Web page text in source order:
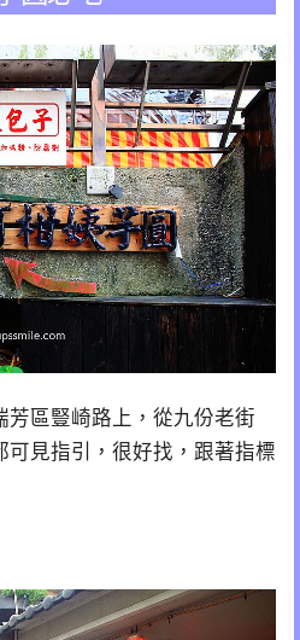
芳區豎崎路上，從九份老街
可見指引，很好找，跟著指標